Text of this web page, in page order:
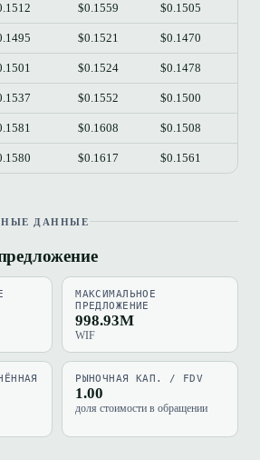
$0.1559 $0.1505
$0.1521 $0.1470
$0.1524 $0.1478
$0.1552 $0.1500
$0.1608 $0.1508
$0.1617 $0.1561
ДАННЫЕ
МАКСИМАЛЬНОЕ
ПРЕДЛОЖЕНИЕ
998.93M
WIF
РЫНОЧНАЯ КАП. / FDV
1.00
доля стоимости в обращении